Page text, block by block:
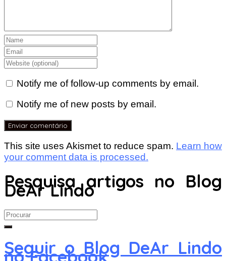
Notify me of follow-up comments by email.
Notify me of new posts by email.
This site uses Akismet to reduce spam. Learn how
your comment data is processed.
Pesquisa artigos no Blog
DeAr Lindo
Search
for:
Seguir o Blog DeAr Lindo
no Facebook